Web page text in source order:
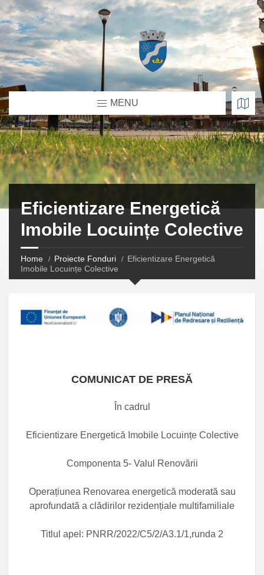
MENU
Eficientizare Energetică
Imobile Locuințe Colective
Home Proiecte Fonduri
Eficientizare Energetică
Imobile Locuințe Colective
COMUNICAT DE PRESĂ
În cadrul
Eficientizare Energetică Imobile Locuințe Colective
Componenta 5- Valul Renovării
Operațiunea Renovarea energetică moderată sau
aprofundată a clădirilor rezidențiale multifamiliale
Titlul apel: PNRR/2022/C5/2/A3.1/1,runda 2